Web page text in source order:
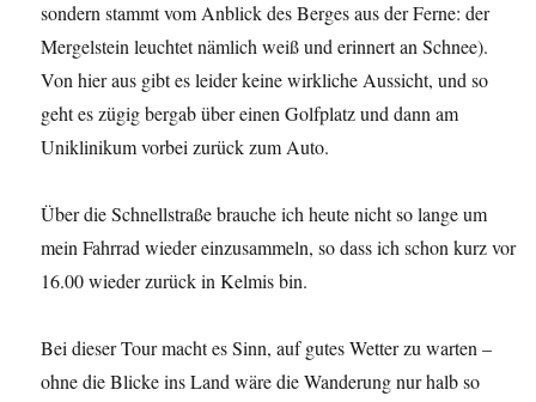
sondern stammt vom Anblick des Berges aus der Ferne: der
Mergelstein leuchtet nämlich weiß und erinnert an Schnee).
Von hier aus gibt es leider keine wirkliche Aussicht, und so
geht es zügig bergab über einen Golfplatz und dann am
Uniklinikum vorbei zurück zum Auto.
Über die Schnellstraße brauche ich heute nicht so lange um
mein Fahrrad wieder einzusammeln, so dass ich schon kurz vor
16.00 wieder zurück in Kelmis bin.
Bei dieser Tour macht es Sinn, auf gutes Wetter zu warten –
ohne die Blicke ins Land wäre die Wanderung nur halb so